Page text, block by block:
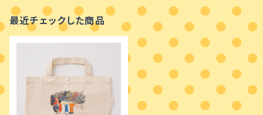
最近チェックした商品